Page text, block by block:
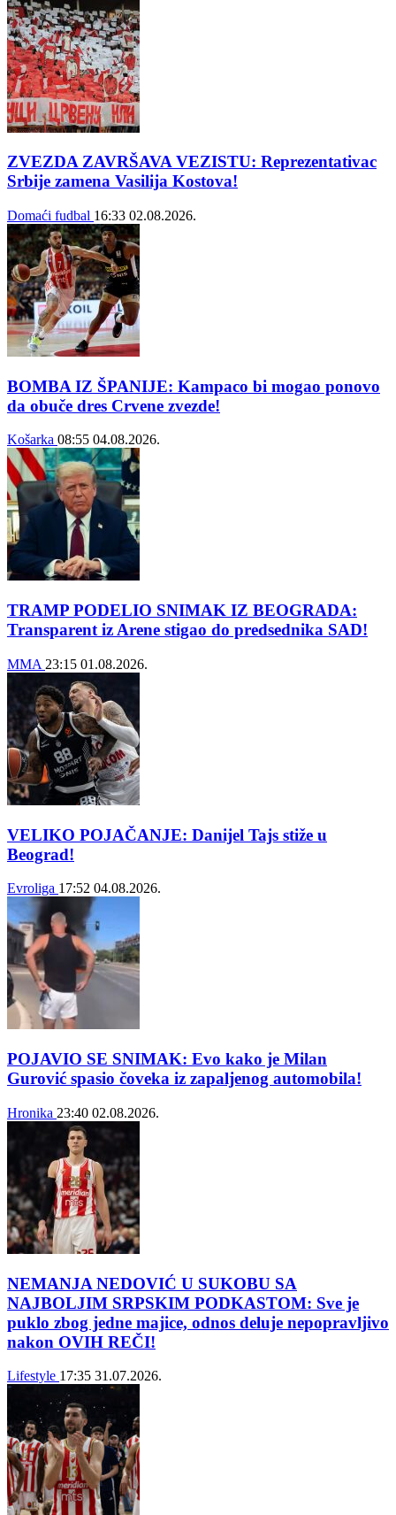
ZVEZDA ZAVRŠAVA VEZISTU: Reprezentativac
Srbije zamena Vasilija Kostova!
Domaći fudbal 16:33 02.08.2026.
BOMBA IZ ŠPANIJE: Kampaco bi mogao ponovo
da obuče dres Crvene zvezde!
Košarka 08:55 04.08.2026.
TRAMP PODELIO SNIMAK IZ BEOGRADA:
Transparent iz Arene stigao do predsednika SAD!
MMA 23:15 01.08.2026.
VELIKO POJAČANJE: Danijel Tajs stiže u
Beograd!
Evroliga 17:52 04.08.2026.
POJAVIO SE SNIMAK: Evo kako je Milan
Gurović spasio čoveka iz zapaljenog automobila!
Hronika 23:40 02.08.2026.
NEMANJA NEDOVIĆ U SUKOBU SA
NAJBOLJIM SRPSKIM PODKASTOM: Sve je
puklo zbog jedne majice, odnos deluje nepopravljivo
nakon OVIH REČI!
Lifestyle 17:35 31.07.2026.